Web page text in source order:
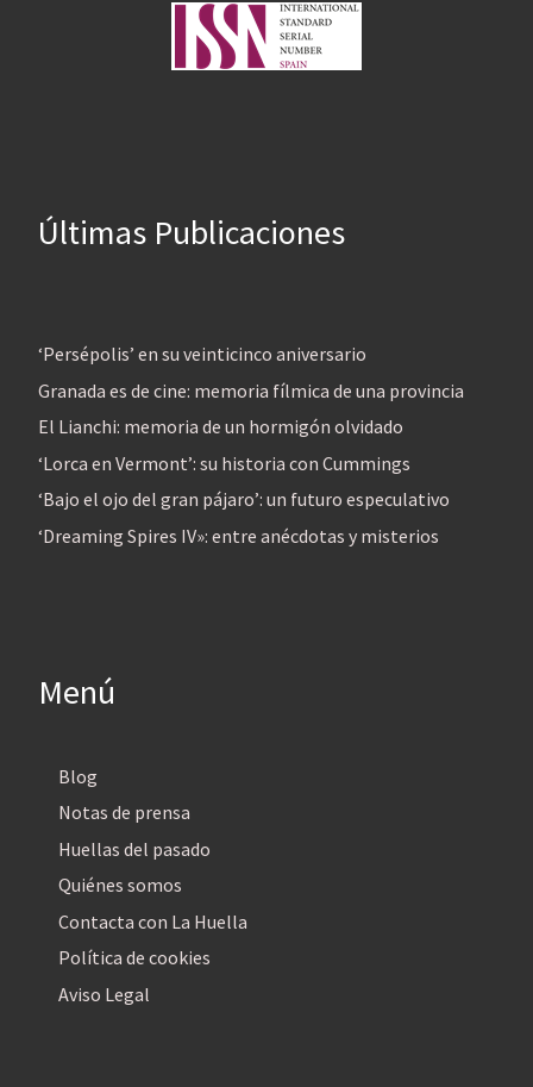
Últimas Publicaciones
‘Persépolis’ en su veinticinco aniversario
Granada es de cine: memoria fílmica de una provincia
El Lianchi: memoria de un hormigón olvidado
‘Lorca en Vermont’: su historia con Cummings
‘Bajo el ojo del gran pájaro’: un futuro especulativo
‘Dreaming Spires IV»: entre anécdotas y misterios
Menú
Blog
Notas de prensa
Huellas del pasado
Quiénes somos
Contacta con La Huella
Política de cookies
Aviso Legal